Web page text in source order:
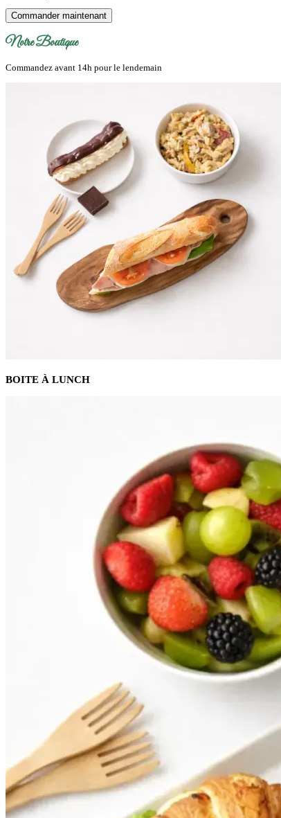
Commander maintenant
Notre Boutique
Commandez avant 14h pour le lendemain
BOITE À LUNCH